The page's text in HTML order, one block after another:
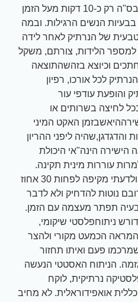
בבעיה סבוכה כזאת שתגזור בס"ה רק כ-10 דקות מעל הזמן
הנשים הרגילות. ובמה
של הנרתיק לאחר לידה
הלידות, צורתם, משקל
וכיוצא בזהשהתוצאה
לכל אורכו, רפיון
והופעת עודפי עור
לחיצה בשרותים או
האקט המיני
ליפני ההריון
הישירה הינה"אי היכולת
עוררות מינית תקינה.
התופעה הנ"ל יחסית שכיחה ולדעתי מקיפה לפחות 30 אחוז
נוטות להדחיק ולא לדבר
תפתר מעצמה עם הזמן.
ניתוחפלסטי שיקומי,
הכמעט מקורי ולהצר
פעם ואיתו תחזור
הניתוח האסטטי הנעשה
נרתיקית, לוקח
כללית אואפידוראלית. לא מחיב